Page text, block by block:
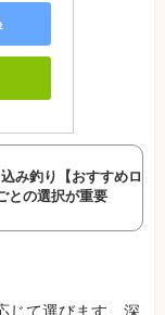
み釣り【おすすめロ
との選択が重要